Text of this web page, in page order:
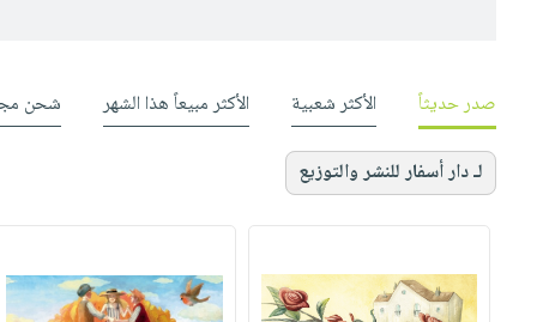
صدر حديثاً الأكثر شعبية الأكثر مبيعاً هذا الشهر شحن
لـ دار أسفار للنشر والتوزيع